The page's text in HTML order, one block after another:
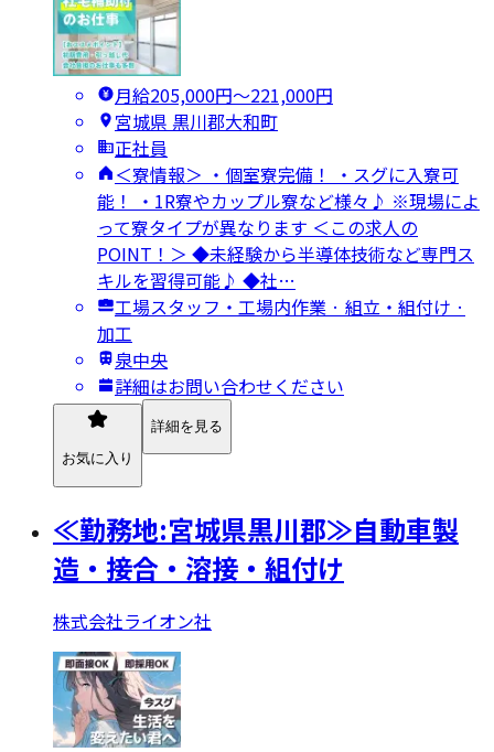
月給205,000円〜221,000円
宮城県 黒川郡大和町
正社員
＜寮情報＞ ・個室寮完備！ ・スグに入寮可
能！ ・1R寮やカップル寮など様々♪ ※現場によ
って寮タイプが異なります ＜この求人の
POINT！＞ ◆未経験から半導体技術など専門ス
キルを習得可能♪ ◆社…
工場スタッフ・工場内作業 · 組立・組付け ·
加工
泉中央
詳細はお問い合わせください
お気に入り
詳細を見る
≪勤務地:宮城県黒川郡≫自動車製
造・接合・溶接・組付け
株式会社ライオン社